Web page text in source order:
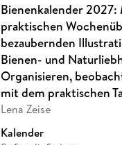
Bienenkalender
praktischen
bezaubernden
Bienen- und
Organisieren,
mit dem praktischen
Lena Zeise
Kalender